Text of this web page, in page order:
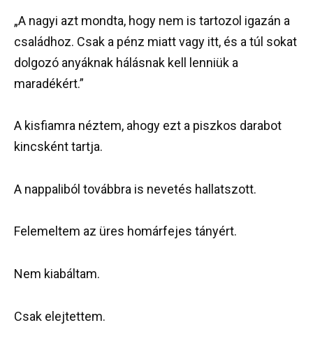
„A nagyi azt mondta, hogy nem is tartozol igazán a
családhoz. Csak a pénz miatt vagy itt, és a túl sokat
dolgozó anyáknak hálásnak kell lenniük a
maradékért.”
A kisfiamra néztem, ahogy ezt a piszkos darabot
kincsként tartja.
A nappaliból továbbra is nevetés hallatszott.
Felemeltem az üres homárfejes tányért.
Nem kiabáltam.
Csak elejtettem.